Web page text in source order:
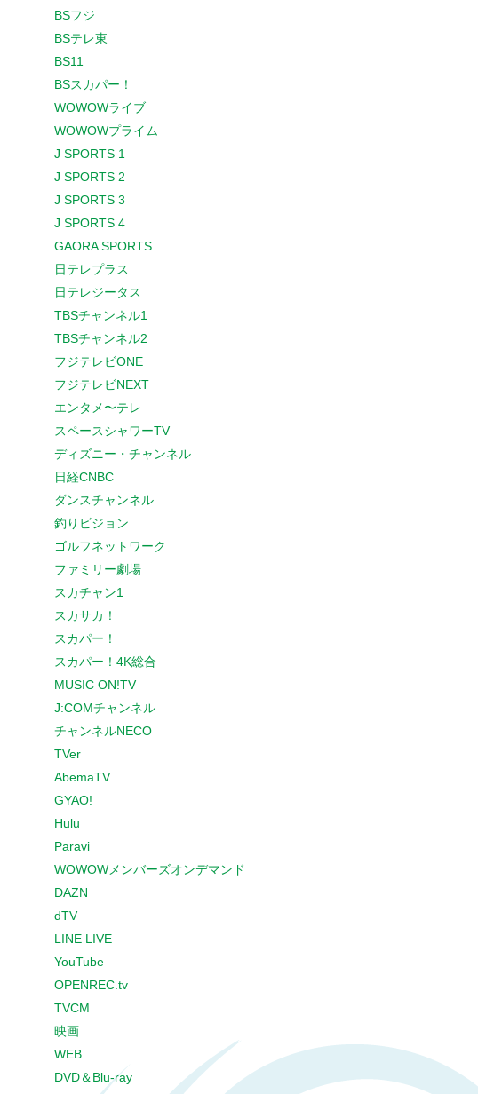
BSフジ
BSテレ東
BS11
BSスカパー！
WOWOWライブ
WOWOWプライム
J SPORTS 1
J SPORTS 2
J SPORTS 3
J SPORTS 4
GAORA SPORTS
日テレプラス
日テレジータス
TBSチャンネル1
TBSチャンネル2
フジテレビONE
フジテレビNEXT
エンタメ〜テレ
スペースシャワーTV
ディズニー・チャンネル
日経CNBC
ダンスチャンネル
釣りビジョン
ゴルフネットワーク
ファミリー劇場
スカチャン1
スカサカ！
スカパー！
スカパー！4K総合
MUSIC ON!TV
J:COMチャンネル
チャンネルNECO
TVer
AbemaTV
GYAO!
Hulu
Paravi
WOWOWメンバーズオンデマンド
DAZN
dTV
LINE LIVE
YouTube
OPENREC.tv
TVCM
映画
WEB
DVD＆Blu-ray